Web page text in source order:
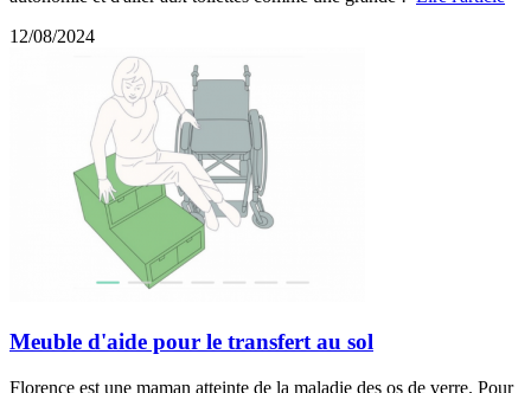
12/08/2024
Meuble d'aide pour le transfert au sol
Florence est une maman atteinte de la maladie des os de verre. Pour